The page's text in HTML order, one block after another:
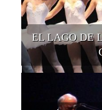
EL LAGO DE